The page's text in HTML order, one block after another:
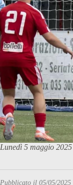
Lunedì 5 maggio 2025
Pubblicato il 05/05/2025